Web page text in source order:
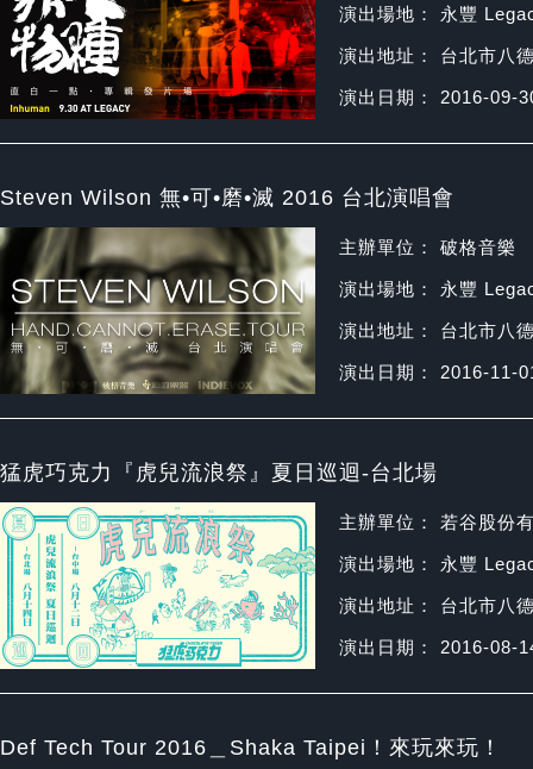
演出場地： 永豐
演出地址： 台北市八
演出日期： 2016-09-
Steven Wilson 無•可•磨•滅 2016 台北演唱會
主辦單位： 破格音樂
演出場地： 永豐
演出地址： 台北市八
演出日期： 2016-11-
猛虎巧克力『虎兒流浪祭』夏日巡迴-台北場
主辦單位： 若谷股份
演出場地： 永豐
演出地址： 台北市八
演出日期： 2016-08-
Def Tech Tour 2016＿Shaka Taipei！來玩來玩！